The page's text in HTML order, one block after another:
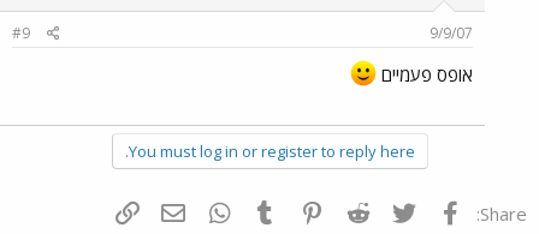
9/9/07
#9
אופס פעמיים
You must log in or register to reply here.
Share: פייסבוק Twitter
Reddit
Pinterest
Tumblr
WhatsAppדואר אלקטרוני